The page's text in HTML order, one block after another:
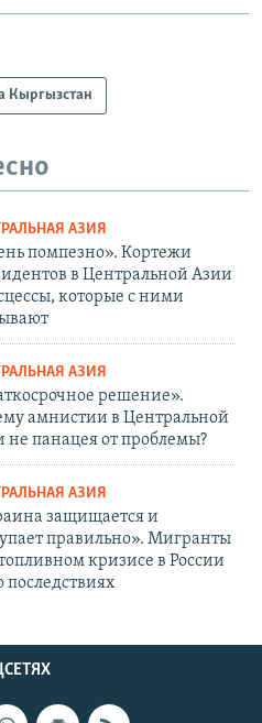
Кыргызстан
АЗИЯ
помпезно». Кортежи
в Центральной Азии
которые с ними
АЗИЯ
решение».
амнистии в Центральной
не панацея от проблемы?
АЗИЯ
защищается и
правильно». Мигранты
кризисе в России
последствиях